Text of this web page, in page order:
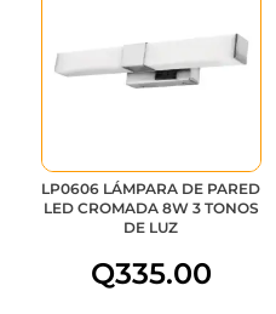
Q215.00.
LP0606 LÁMPARA DE PARED
LED CROMADA 8W 3 TONOS
DE LUZ
Q335.00